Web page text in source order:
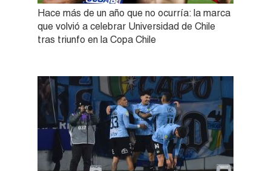
Hace más de un año que no ocurría: la marca
que volvió a celebrar Universidad de Chile
tras triunfo en la Copa Chile